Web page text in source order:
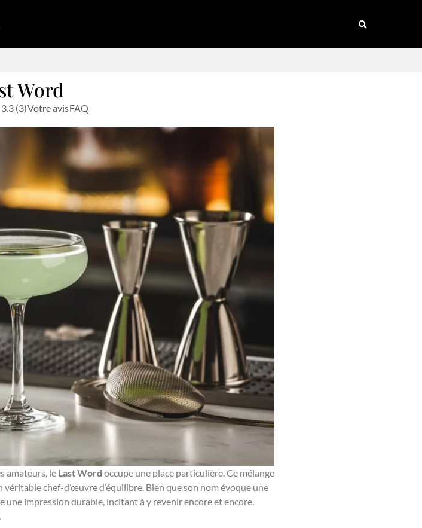
Word
3.3 (3)Votre avisFAQ
amateurs, le Last Word occupe une place particulière. Ce mélange
chef-d’œuvre d’équilibre. Bien que son nom évoque une
une impression durable, incitant à y revenir encore et encore.